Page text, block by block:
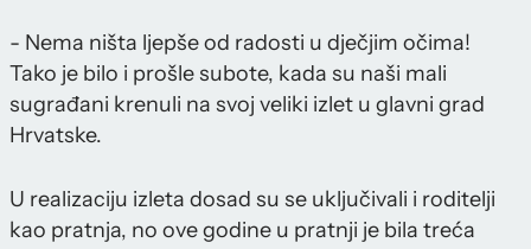
- Nema ništa ljepše od radosti u dječjim očima!
Tako je bilo i prošle subote, kada su naši mali
sugrađani krenuli na svoj veliki izlet u glavni grad
Hrvatske.
U realizaciju izleta dosad su se uključivali i roditelji
kao pratnja, no ove godine u pratnji je bila treća